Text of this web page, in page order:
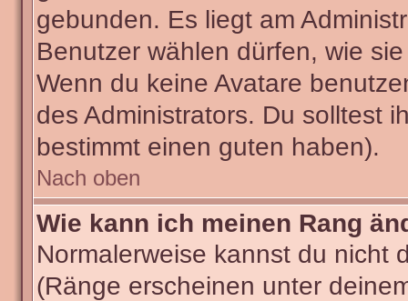
gebunden. Es liegt am
Benutzer wählen dürfen, wie
Wenn du keine Avatare
des Administrators. Du solltest
bestimmt einen guten haben).
Nach oben
Wie kann ich meinen Rang
Normalerweise kannst du nicht
(Ränge erscheinen unter